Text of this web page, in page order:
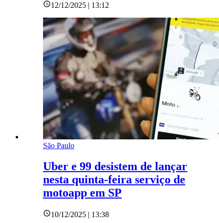
12/12/2025 | 13:12
São Paulo
Uber e 99 desistem de lançar
nesta quinta-feira serviço de
motoapp em SP
10/12/2025 | 13:38